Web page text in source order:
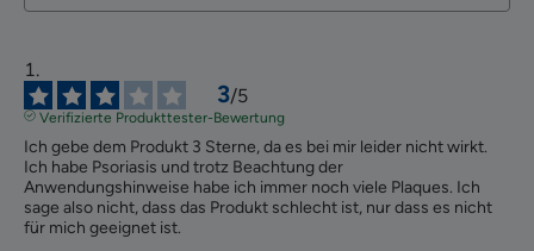
3/5
Verifizierte Produkttester-Bewertung
Ich gebe dem Produkt 3 Sterne, da es bei mir leider nicht wirkt.
Ich habe Psoriasis und trotz Beachtung der
Anwendungshinweise habe ich immer noch viele Plaques. Ich
sage also nicht, dass das Produkt schlecht ist, nur dass es nicht
für mich geeignet ist.